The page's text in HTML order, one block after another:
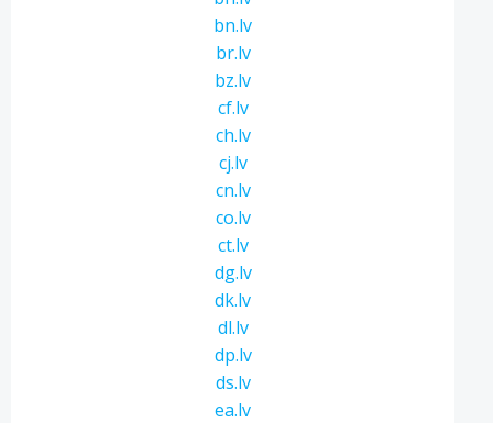
bn.lv
br.lv
bz.lv
cf.lv
ch.lv
cj.lv
cn.lv
co.lv
ct.lv
dg.lv
dk.lv
dl.lv
dp.lv
ds.lv
ea.lv